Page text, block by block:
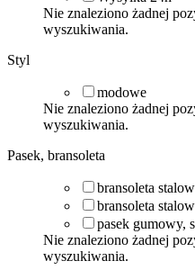
Nie znaleziono żadnej
wyszukiwania.
Styl
modowe
Nie znaleziono żadnej
wyszukiwania.
Pasek, bransoleta
bransoleta
bransoleta
pasek gumowy,
Nie znaleziono żadnej
wyszukiwania.